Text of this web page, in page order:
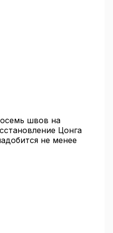
швов на
Цонга
не менее